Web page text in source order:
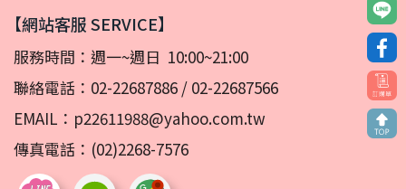
【網站客服 SERVICE】
服務時間：週一~週日 10:00~21:00
聯絡電話： 02-22687886 / 02-22687566
EMAIL： p22611988@yahoo.com.tw
傳真電話：(02)2268-7576